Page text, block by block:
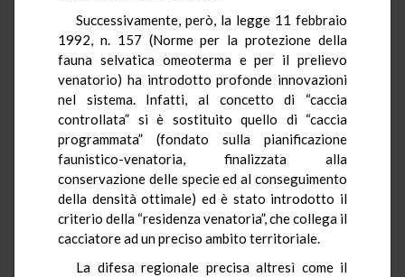
Successivamente, però, la legge 11 febbraio
1992, n. 157 (Norme per la protezione della
fauna selvatica omeoterma e per il prelievo
venatorio) ha introdotto profonde innovazioni
nel sistema. Infatti, al concetto di “caccia
controllata” si è sostituito quello di “caccia
programmata” (fondato sulla pianificazione
faunistico-venatoria, finalizzata alla
conservazione delle specie ed al conseguimento
della densità ottimale) ed è stato introdotto il
criterio della “residenza venatoria”, che collega il
cacciatore ad un preciso ambito territoriale.
La difesa regionale precisa altresì come il